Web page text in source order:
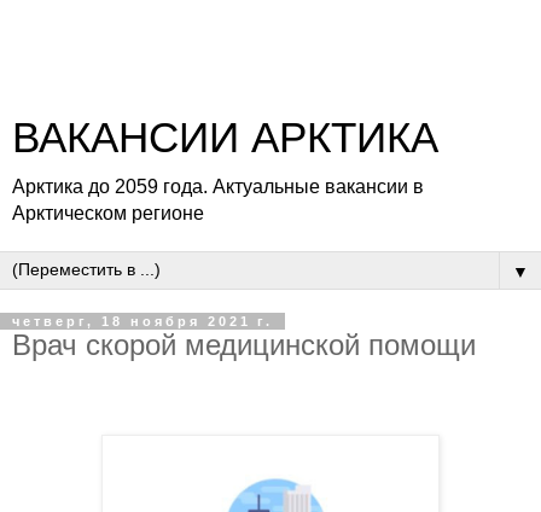
ВАКАНСИИ АРКТИКА
Арктика до 2059 года. Актуальные вакансии в
Арктическом регионе
▼
четверг, 18 ноября 2021 г.
Врач скорой медицинской помощи